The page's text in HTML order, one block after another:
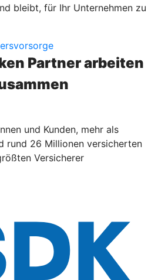
bleibt, für Ihr Unternehmen zu
Partner arbeiten
und Kunden, mehr als
rund 26 Millionen versicherten
Versicherer